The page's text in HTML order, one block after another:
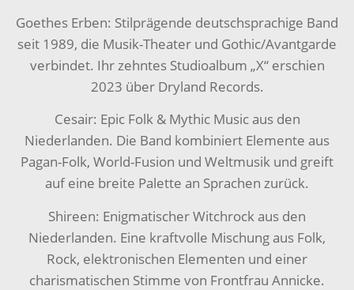
Goethes Erben: Stilprägende deutschsprachige Band
seit 1989, die Musik-Theater und Gothic/Avantgarde
verbindet. Ihr zehntes Studioalbum „X“ erschien
2023 über Dryland Records.
Cesair: Epic Folk & Mythic Music aus den
Niederlanden. Die Band kombiniert Elemente aus
Pagan-Folk, World-Fusion und Weltmusik und greift
auf eine breite Palette an Sprachen zurück.
Shireen: Enigmatischer Witchrock aus den
Niederlanden. Eine kraftvolle Mischung aus Folk,
Rock, elektronischen Elementen und einer
charismatischen Stimme von Frontfrau Annicke.